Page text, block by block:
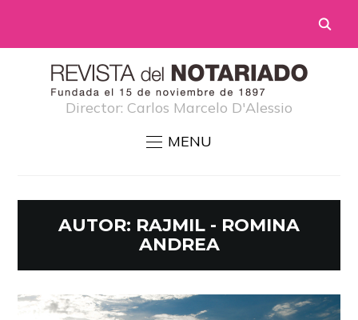
Director: Carlos Marcelo D'Alessio
MENU
AUTOR: RAJMIL - ROMINA
ANDREA